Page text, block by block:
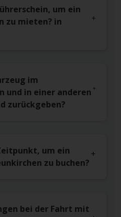
um ein
zu mieten? in
im
und in einer anderen
zurückgeben?
um ein
zu buchen?
bei der Fahrt mit